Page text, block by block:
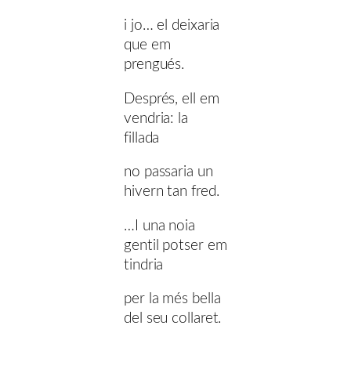
i jo… el deixaria
que em
prengués.
Després, ell em
vendria: la
fillada
no passaria un
hivern tan fred.
…I una noia
gentil potser em
tindria
per la més bella
del seu collaret.